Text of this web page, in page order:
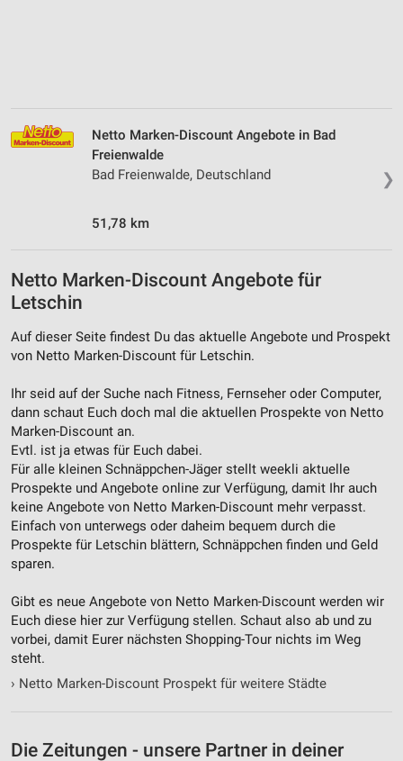
❯
Netto Marken-Discount Angebote in Bad
Freienwalde
Bad Freienwalde, Deutschland
51,78 km
Netto Marken-Discount Angebote für
Letschin
Auf dieser Seite findest Du das aktuelle Angebote und Prospekt
von Netto Marken-Discount für Letschin.
Ihr seid auf der Suche nach Fitness, Fernseher oder Computer,
dann schaut Euch doch mal die aktuellen Prospekte von Netto
Marken-Discount an.
Evtl. ist ja etwas für Euch dabei.
Für alle kleinen Schnäppchen-Jäger stellt weekli aktuelle
Prospekte und Angebote online zur Verfügung, damit Ihr auch
keine Angebote von Netto Marken-Discount mehr verpasst.
Einfach von unterwegs oder daheim bequem durch die
Prospekte für Letschin blättern, Schnäppchen finden und Geld
sparen.
Gibt es neue Angebote von Netto Marken-Discount werden wir
Euch diese hier zur Verfügung stellen. Schaut also ab und zu
vorbei, damit Eurer nächsten Shopping-Tour nichts im Weg
steht.
› Netto Marken-Discount Prospekt für weitere Städte
Die Zeitungen - unsere Partner in deiner